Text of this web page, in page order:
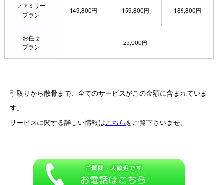
ファミリー
プラン
149,800円 159,800円 189,800円
お任せ
プラン
25,000円
引取りから散骨まで、全てのサービスがこの金額に含まれていま
す。
サービスに関する詳しい情報はこちらをご覧下さいませ。